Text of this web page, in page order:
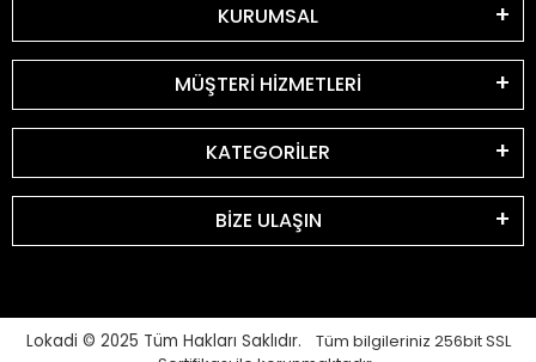
KURUMSAL
MÜŞTERİ HİZMETLERİ
KATEGORİLER
BİZE ULAŞIN
Lokadi © 2025 Tüm Hakları Saklıdır. Tüm bilgileriniz 256bit SSL